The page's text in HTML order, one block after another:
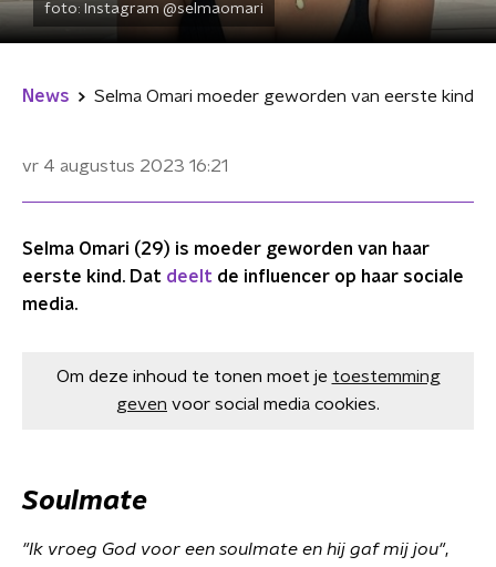
foto: Instagram @selmaomari
News Selma Omari moeder geworden van eerste kind
vr 4 augustus 2023 16:21
Selma Omari (29) is moeder geworden van haar
eerste kind. Dat deelt de influencer op haar sociale
media.
Om deze inhoud te tonen moet je toestemming
geven voor social media cookies.
Soulmate
"Ik vroeg God voor een soulmate en hij gaf mij jou",